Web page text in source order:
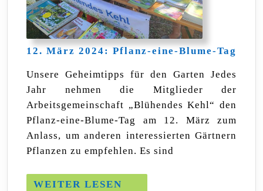
12. März 2024: Pflanz-eine-Blume-Tag
Unsere Geheimtipps für den Garten Jedes
Jahr nehmen die Mitglieder der
Arbeitsgemeinschaft „Blühendes Kehl“ den
Pflanz-eine-Blume-Tag am 12. März zum
Anlass, um anderen interessierten Gärtnern
Pflanzen zu empfehlen. Es sind
WEITER LESEN